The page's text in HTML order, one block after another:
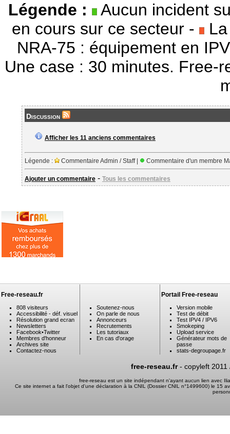
Légende :
Aucun incident
en cours sur ce secteur - La
NRA-75 : équipement en
Une case : 30 minutes. Free-
Discussion
Afficher les 11 anciens commentaires
Légende : Commentaire Admin / Staff | Commentaire d'un membre
Ajouter un commentaire - Tous les commentaires
Free-reseau.fr
808 visiteurs
Accessibilité - déf. visuel
Résolution grand ecran
Newsletters
Facebook•Twitter
Membres d'honneur
Archives site
Contactez-nous
Soutenez-nous
On parle de nous
Annonceurs
Recrutements
Les tutoriaux
En cas d'orage
Portail Free-reseau
Version mobile
Test de débit
Test IPV4 / IPV6
Smokeping
Upload service
Générateur mots de
passe
stats-degroupage.fr
free-reseau.fr- copyleft 2011
free-reseau est un site indépendant n'ayant aucun lien avec
Ce site internet a fait l'objet d'une déclaration à la CNIL (Dossier CNIL n°1499600) le 15